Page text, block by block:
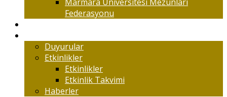
Federasyonu
Duyurular
Etkinlikler
Etkinlikler
Etkinlik Takvimi
Haberler